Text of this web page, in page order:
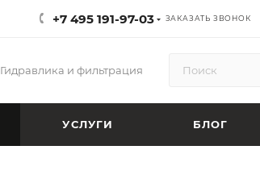
+7 495 191-97-03 ЗАКАЗАТЬ ЗВОНОК
Гидравлика и фильтрация
УСЛУГИ БЛОГ